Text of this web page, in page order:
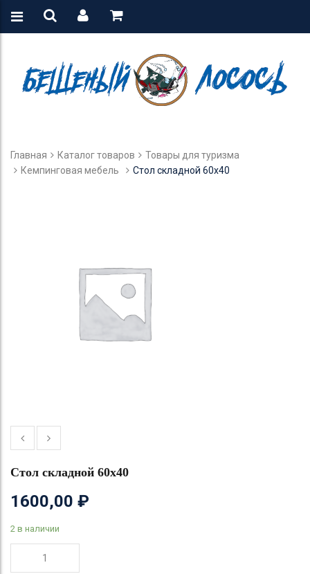
Главная Каталог товаров
Товары для туризма
Кемпинговая мебель
Стол складной 60х40
Стол складной 60х40
1600,00 ₽
2 в наличии